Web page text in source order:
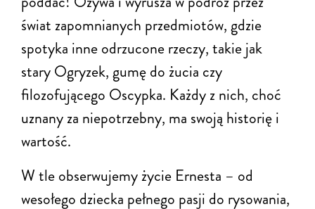
świat zapomnianych przedmiotów, gdzie
spotyka inne odrzucone rzeczy, takie jak
stary Ogryzek, gumę do żucia czy
filozofującego Oscypka. Każdy z nich, choć
uznany za niepotrzebny, ma swoją historię i
wartość.
W tle obserwujemy życie Ernesta – od
wesołego dziecka pełnego pasji do rysowania,